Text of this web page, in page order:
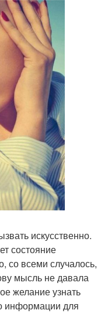
искусственно.
состояние
со всеми случалось,
мысль не давала
желание узнать
информации для